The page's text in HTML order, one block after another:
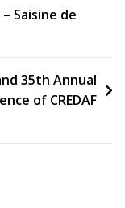
Saisine de
35th Annual
of CREDAF